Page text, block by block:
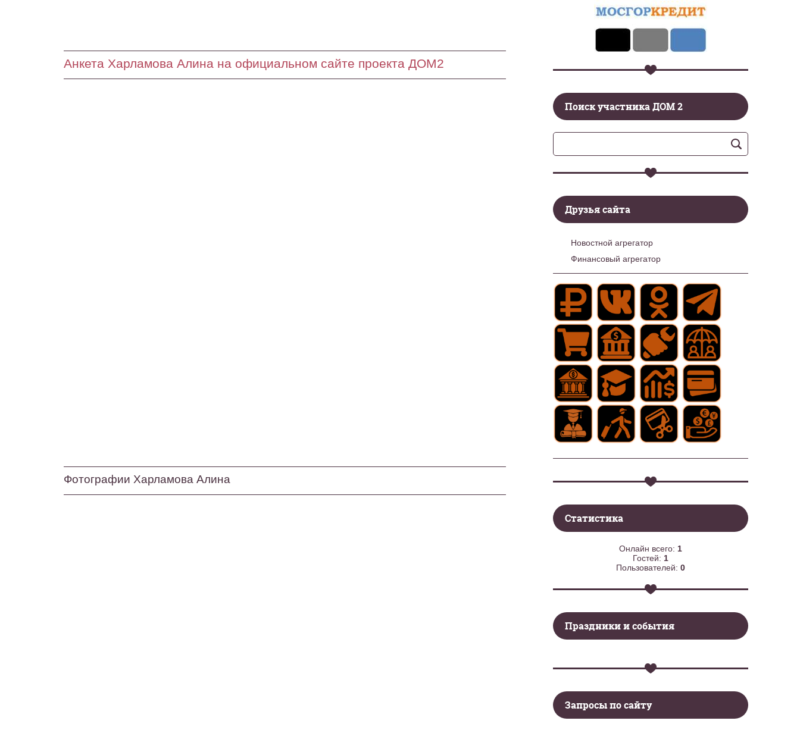
Анкета Харламова Алина на официальном сайте проекта ДОМ2
Фотографии Харламова Алина
Поиск участника ДОМ 2
Друзья сайта
Новостной агрегатор
Финансовый агрегатор
Статистика
Онлайн всего: 1
Гостей: 1
Пользователей:0
Праздники и события
Запросы по сайту